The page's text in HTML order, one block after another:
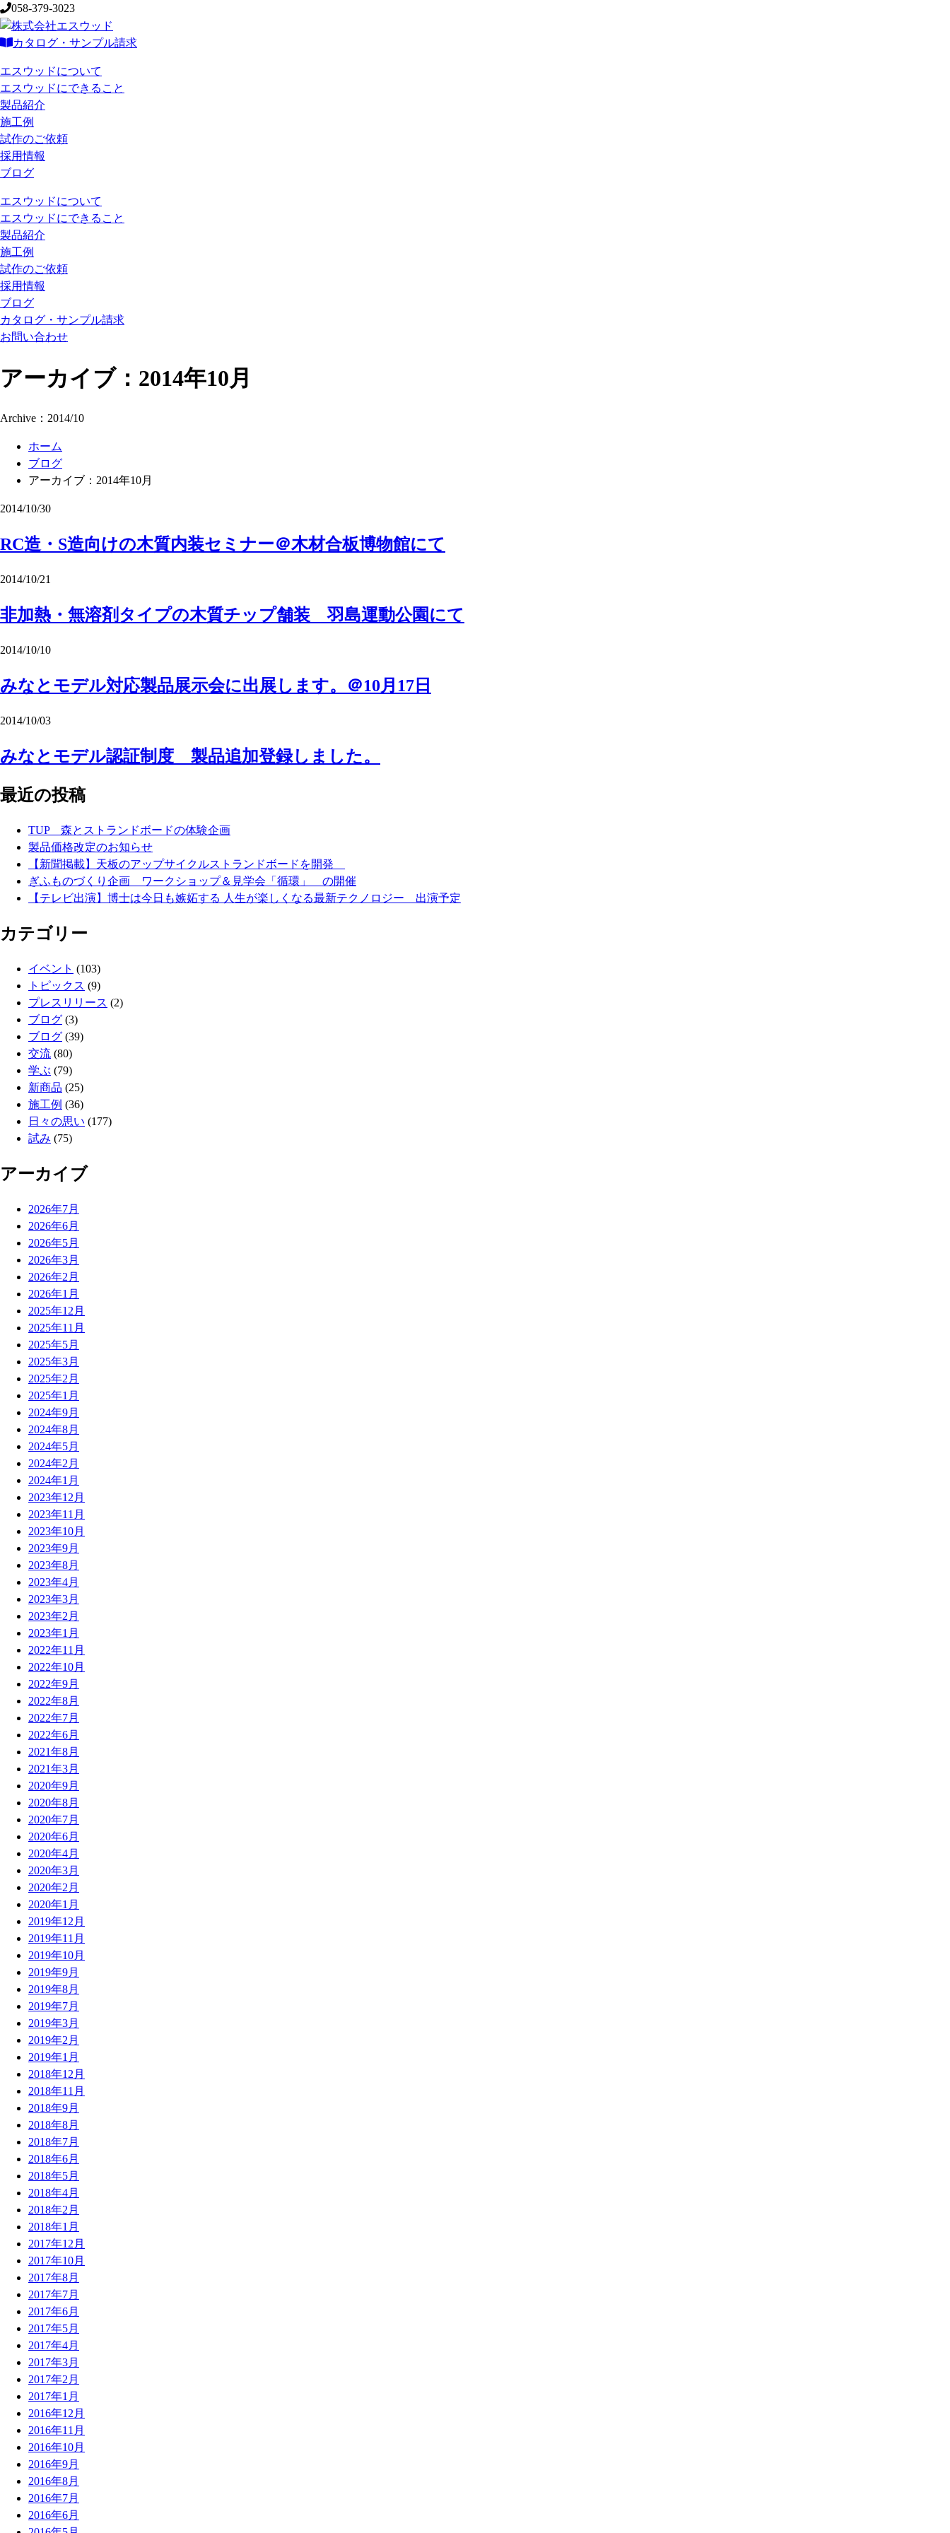
058-379-3023
カタログ・サンプル請求
エスウッドについて
エスウッドにできること
製品紹介
施工例
試作のご依頼
採用情報
ブログ
エスウッドについて
エスウッドにできること
製品紹介
施工例
試作のご依頼
採用情報
ブログ
カタログ・サンプル請求
お問い合わせ
アーカイブ：2014年10月
Archive：2014/10
ホーム
ブログ
アーカイブ：2014年10月
2014/10/30
RC造・S造向けの木質内装セミナー＠木材合板博物館にて
2014/10/21
非加熱・無溶剤タイプの木質チップ舗装 羽島運動公園にて
2014/10/10
みなとモデル対応製品展示会に出展します。＠10月17日
2014/10/03
みなとモデル認証制度 製品追加登録しました。
最近の投稿
TUP 森とストランドボードの体験企画
製品価格改定のお知らせ
【新聞掲載】天板のアップサイクルストランドボードを開発
ぎふものづくり企画 ワークショップ＆見学会「循環」 の開催
【テレビ出演】博士は今日も嫉妬する 人生が楽しくなる最新テクノロジー 出演予定
カテゴリー
イベント (103)
トピックス (9)
プレスリリース (2)
ブログ (3)
ブログ (39)
交流 (80)
学ぶ (79)
新商品 (25)
施工例 (36)
日々の思い (177)
試み (75)
アーカイブ
2026年7月
2026年6月
2026年5月
2026年3月
2026年2月
2026年1月
2025年12月
2025年11月
2025年5月
2025年3月
2025年2月
2025年1月
2024年9月
2024年8月
2024年5月
2024年2月
2024年1月
2023年12月
2023年11月
2023年10月
2023年9月
2023年8月
2023年4月
2023年3月
2023年2月
2023年1月
2022年11月
2022年10月
2022年9月
2022年8月
2022年7月
2022年6月
2021年8月
2021年3月
2020年9月
2020年8月
2020年7月
2020年6月
2020年4月
2020年3月
2020年2月
2020年1月
2019年12月
2019年11月
2019年10月
2019年9月
2019年8月
2019年7月
2019年3月
2019年2月
2019年1月
2018年12月
2018年11月
2018年9月
2018年8月
2018年7月
2018年6月
2018年5月
2018年4月
2018年2月
2018年1月
2017年12月
2017年10月
2017年8月
2017年7月
2017年6月
2017年5月
2017年4月
2017年3月
2017年2月
2017年1月
2016年12月
2016年11月
2016年10月
2016年9月
2016年8月
2016年7月
2016年6月